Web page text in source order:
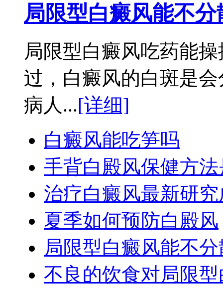
局限型白癜风能不分
局限型白癜风吃药能
过，白癜风的白斑是
病人...[详细]
白癜风能吃笋吗
手背白殿风保健方
治疗白癜风最新研
夏季如何预防白殿风
局限型白癜风能不
不良的饮食对局限